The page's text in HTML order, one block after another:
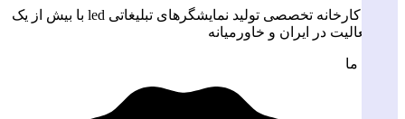
دیاکو، کارخانه تخصصی تولید نمایشگرهای تبلیغاتی led با بیش از یک
در ایران و خاورمیانه